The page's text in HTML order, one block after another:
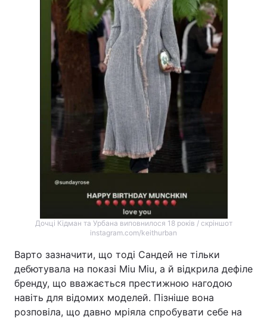
Дочці Кідман та Урбана виповнилося 18 років / скріншот
instagram.com/keithurban
Варто зазначити, що тоді Сандей не тільки
дебютувала на показі Miu Miu, а й відкрила дефіле
бренду, що вважається престижною нагодою
навіть для відомих моделей. Пізніше вона
розповіла, що давно мріяла спробувати себе на